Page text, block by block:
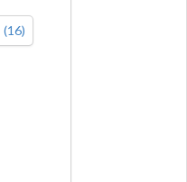
(16)